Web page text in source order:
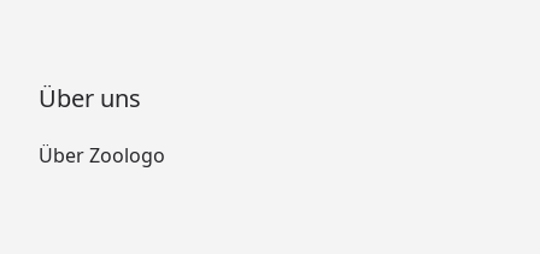
Über uns
Über Zoologo